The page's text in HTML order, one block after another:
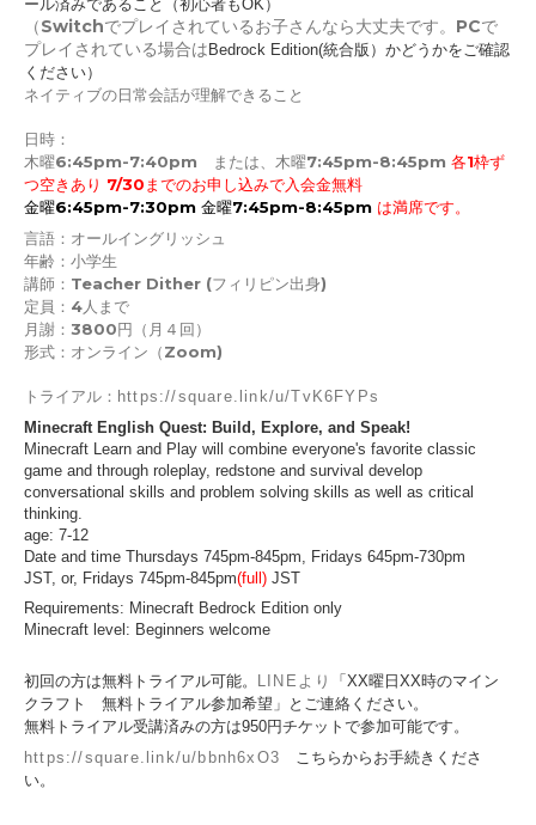
ール済みであること（初心者もOK）
（Switchでプレイされているお子さんなら大丈夫です。PCで
プレイされている場合は Bedrock Edition(統合版）かどうかをご確認
ください）
ネイティブの日常会話が理解できること
日時：
木曜6:45pm-7:40pm または、木曜7:45pm-8:45pm 各1枠ず
つ空きあり 7/30までのお申し込みで入会金無料
金曜6:45pm-7:30pm 金曜7:45pm-8:45pm は満席です。
言語：オールイングリッシュ
年齢：小学生
講師：Teacher Dither (フィリピン出身)
定員 ： 4人まで
月謝：3800円（月４回）
形式：オンライン（Zoom)
トライアル： https://square.link/u/TvK6FYPs
Minecraft English Quest: Build, Explore, and Speak!
Minecraft Learn and Play will combine everyone's favorite classic
game and through roleplay, redstone and survival develop
conversational skills and problem solving skills as well as critical
thinking.
age: 7-12
Date and time Thursdays 745pm-845pm, Fridays 645pm-730pm
JST, or, Fridays 745pm-845pm(full) JST
Requirements: Minecraft Bedrock Edition only
Minecraft level: Beginners welcome
初回の方は無料トライアル可能。 LINEより
「XX曜日XX時のマイン
クラフト 無料トライアル参加希望」とご連絡ください。
無料トライアル受講済みの方は950円チケットで参加可能です。
https://square.link/u/bbnh6xO3
こちらからお手続きくださ
い。